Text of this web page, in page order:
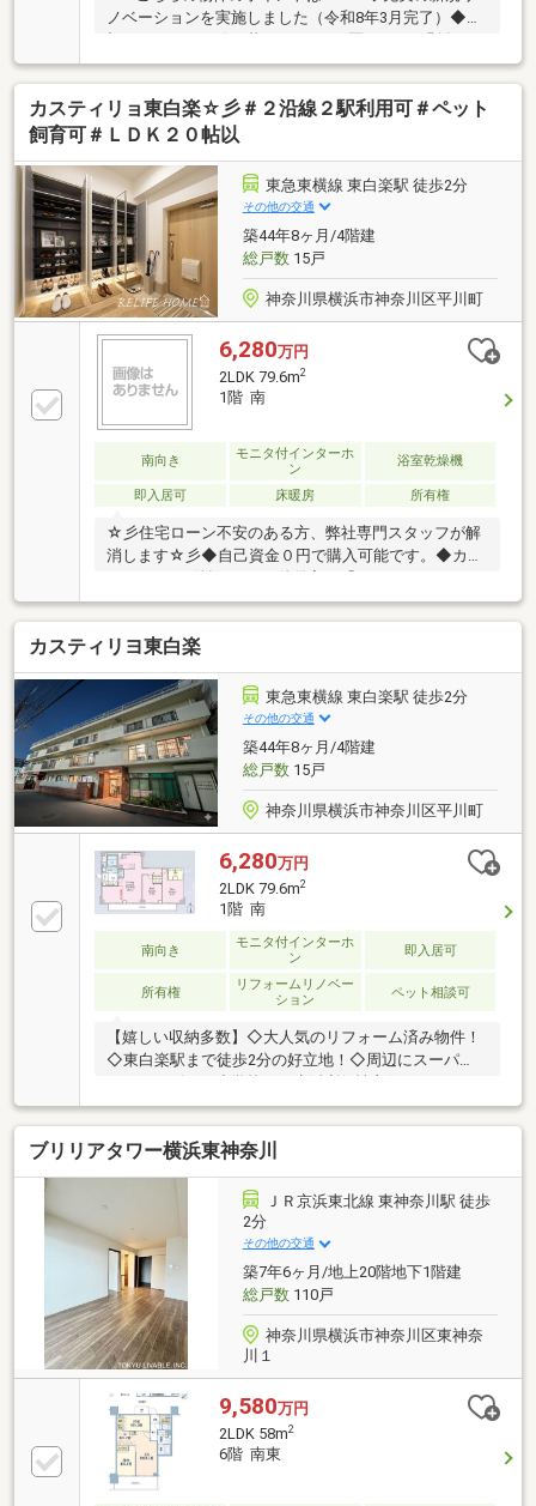
ノベーションを実施しました（令和8年3月完了）◆大
切なペットと一緒に暮らせます（2匹まで、細則有）
◆家族みんなが快適に過ごせる77.71㎡の広々とした間
取り◆リビングダイニングには寒い季節も快適に過ご
せる床暖房付き◆各居室に収納を備え、WICや屋外ト
ランクルーム（0.94㎡）もあるため、住空間を広々と
るい陽光が差し込む心地よい住環境です◆キッチンに
は下部収納付きのカウンターを設置。お料理出しやち
ょっとしたカフェスペースとしても活用できます◆バ
スルームは足を伸ばしてリラックスできる1418サイズ
カスティリョ東白楽☆彡＃２沿線２駅利用可＃ペット
飼育可＃ＬＤＫ２０帖以
東急東横線 東白楽駅 徒歩2分
その他の交通
築44年8ヶ月/4階建
総戸数15戸
神奈川県横浜市神奈川区平川町
6,280万円
2LDK 79.6m2
1階 南
南向き
モニタ付インターホ
ン
浴室乾燥機
即入居可 床暖房 所有権
☆彡住宅ローン不安のある方、弊社専門スタッフが解
消します☆彡◆自己資金０円で購入可能です。◆カー
で解決します。◆勤続年数３ヶ月以内の方も低金利狙
えます。◆個人信用情報に不安のある方も、解決策を
ご提案します。どんなお悩みも諦める前にご相談下さ
い♪～物件見学について～◆全車ワンボックスカー、
チャイルドシート完備の為、お子様連れでも安心・快
適です。◆店舗にはキッズスペースやおむつ交換台あ
り、小さなお子様連れでも安心です。◆平日やお仕事
帰りの夜遅い時間帯もご案内可能です。◆ご指定の場
所まで無料送迎いたします。
カスティリヨ東白楽
東急東横線 東白楽駅 徒歩2分
その他の交通
築44年8ヶ月/4階建
総戸数15戸
神奈川県横浜市神奈川区平川町
6,280万円
2LDK 79.6m2
1階 南
南向き
モニタ付インターホ
ン
即入居可
所有権
リフォームリノベー
ション
ペット相談可
【嬉しい収納多数】◇大人気のリフォーム済み物件！
◇東白楽駅まで徒歩2分の好立地！◇周辺にスーパ
ブリリアタワー横浜東神奈川
ＪＲ京浜東北線 東神奈川駅 徒歩
2分
その他の交通
築7年6ヶ月/地上20階地下1階建
総戸数110戸
神奈川県横浜市神奈川区東神奈
川１
9,580万円
2LDK 58m2
6階 南東